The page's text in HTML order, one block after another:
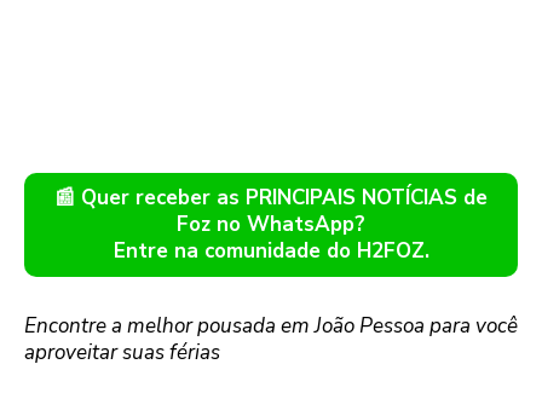
📰 Quer receber as PRINCIPAIS NOTÍCIAS de
Foz no WhatsApp?
Entre na comunidade do H2FOZ.
Encontre a melhor pousada em João Pessoa para você
aproveitar suas férias